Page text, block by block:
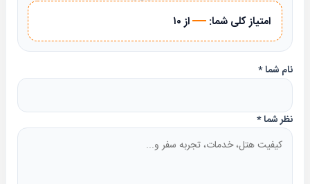
نام شما*
نظر شما*
امتیاز کلی شما: —از ۱۰